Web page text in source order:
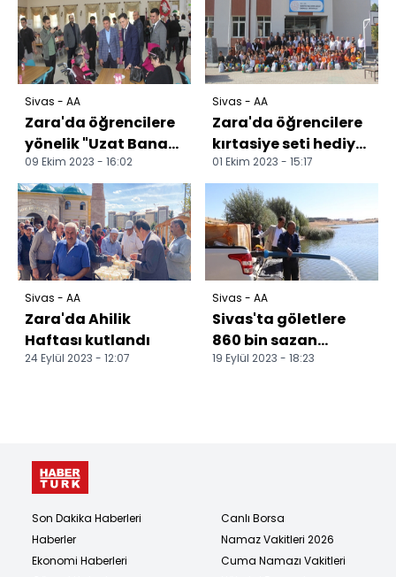
Sivas - AA
Zara'da öğrencilere
yönelik "Uzat Bana
Ellerini" adlı etkinlik
düzenlendi
09 Ekim 2023 - 16:02
Sivas - AA
Zara'da öğrencilere
kırtasiye seti hediye
edildi
01 Ekim 2023 - 15:17
Sivas - AA
Zara'da Ahilik
Haftası kutlandı
24 Eylül 2023 - 12:07
Sivas - AA
Sivas'ta göletlere
860 bin sazan
yavrusu bırakıldı
19 Eylül 2023 - 18:23
Son Dakika Haberleri
Haberler
Ekonomi Haberleri
Canlı Borsa
Namaz Vakitleri 2026
Cuma Namazı Vakitleri